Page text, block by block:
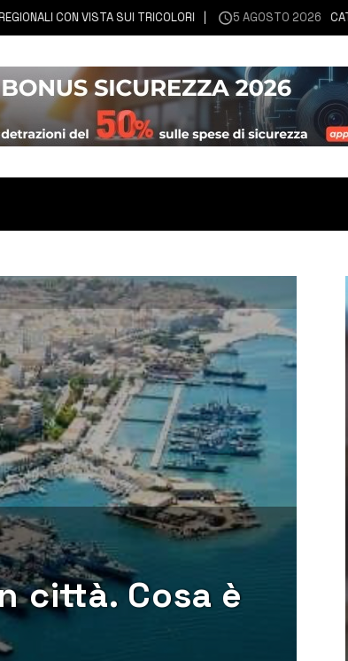
CON VISTA SUI TRICOLORI 5 AGOSTO 2026 CATANIA |
città. Cosa è